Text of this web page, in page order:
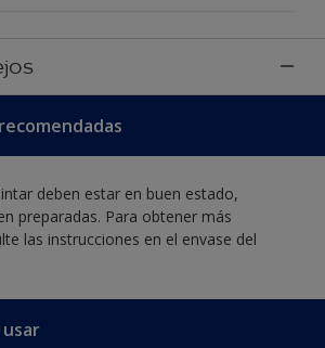
deben estar en buen estado,
preparadas. Para obtener más
las instrucciones en el envase del